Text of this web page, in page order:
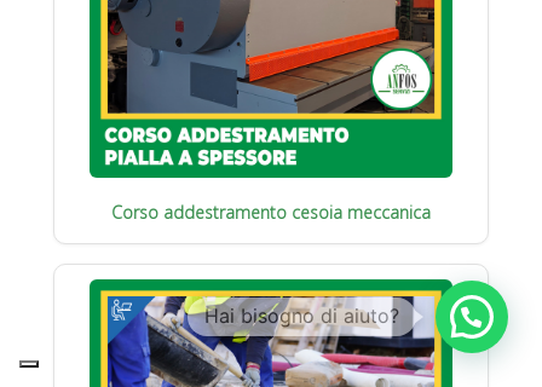
Corso addestramento cesoia meccanica